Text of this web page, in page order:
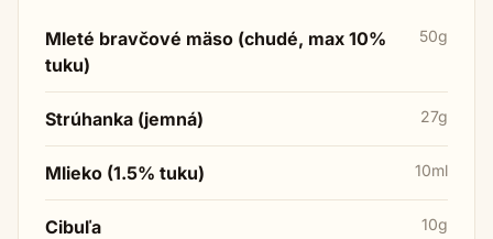
Mleté bravčové mäso (chudé, max 10%
tuku)
50g
Strúhanka (jemná) 27g
Mlieko (1.5% tuku) 10ml
Cibuľa 10g